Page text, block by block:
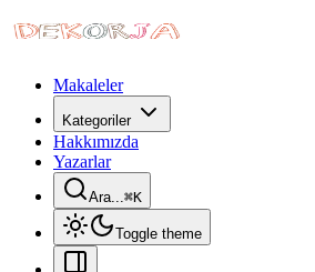
Makaleler
Kategoriler
Hakkımızda
Yazarlar
Ara...⌘K
Toggle theme